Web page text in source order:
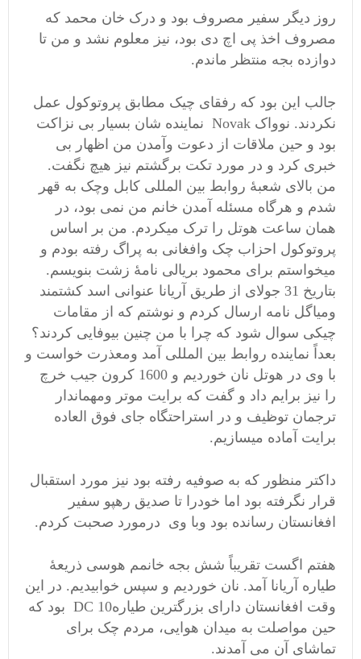
روز دیگر سفیر مصروف بود و درک خان محمد که
مصروف اخذ پی اچ دی بود، نیز معلوم نشد و من تا
دوازده بجه منتظر ماندم.
جالب این بود که رفقای چیک مطابق پروتوکول عمل
نکردند. نوواک Novak نماینده شان بسیار بی نزاکت
بود و حین ملاقات از دعوت وآمدن من اظهار بی
خبری کرد و در مورد تکت برگشتم نیز هیچ نگفت.
من بالای شعبۀ روابط بین المللی کابل وچک به قهر
شدم و هرگاه مسئله آمدن خانم من نمی بود، در
همان ساعت هوتل را ترک میکردم. من بر اساس
پروتوکول احزاب چک وافغانی به پراگ رفته بودم و
میخواستم برای محمود بریالی نامۀ زشت بنویسم.
بتاریخ 31 جولای از طریق آریانا عنوانی اسد کشتمند
ومیاگل نامه ارسال کردم و نوشتم که از مقامات
چیکی سوال شود که چرا با من چنین بیوفایی کردند؟
بعداً نماینده روابط بین المللی آمد ومعذرت خواست و
با وی در هوتل نان خوردیم و 1600 کرون جیب خرچ
را نیز برایم داد و گفت که برایت موتر ومهماندار
ترجمان توظیف و در استراحتگاه جای فوق العاده
برایت آماده میسازیم.
داکتر منظور که به صوفیه رفته بود نیز مورد استقبال
قرار نگرفته بود اما خودرا تا صدیق رهپو سفیر
افغانستان رسانده بود وبا وی درمورد صحبت کردم.
هفتم اگست تقریباً شش بجه خانمم هوسی ذریعۀ
طیاره آریانا آمد. نان خوردیم و سپس خوابیدیم. در این
وقت افغانستان دارای بزرگترین طیارهDC 10 بود که
حین مواصلت به میدان هوایی، مردم چک برای
تماشای آن می آمدند.